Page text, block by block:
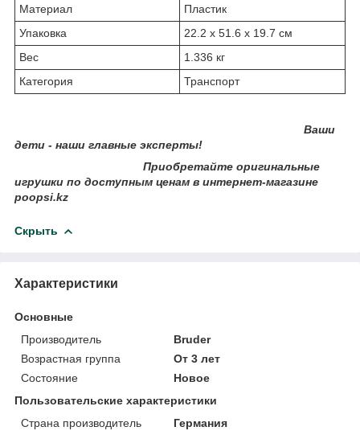
Материал
Пластик
Упаковка
22.2 x 51.6 x 19.7 см
Вес
1.336 кг
Категория
Транспорт
Ваши
дети - наши главные эксперты!
Приобретайте оригинальные
игрушки по доступным ценам в интернет-магазине
poopsi.kz
Скрыть
Характеристики
Основные
Производитель
Bruder
Возрастная группа
От 3 лет
Состояние
Новое
Пользовательские характеристики
Страна производитель
Германия